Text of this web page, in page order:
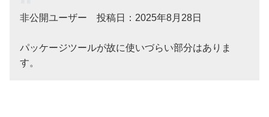
非公開ユーザー 投稿日：2025年8月28日
パッケージツールが故に使いづらい部分はありま
す。